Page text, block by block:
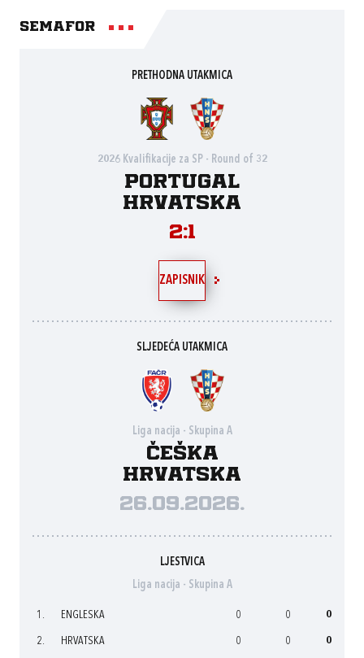
Semafor
PRETHODNA UTAKMICA
2026 Kvalifikacije za SP - Round of 32
Portugal
Hrvatska
2:1
ZAPISNIK
SLJEDEĆA UTAKMICA
Liga nacija - Skupina A
Češka
Hrvatska
26.09.2026.
LJESTVICA
Liga nacija - Skupina A
1. ENGLESKA 0 0 0
2. HRVATSKA 0 0 0